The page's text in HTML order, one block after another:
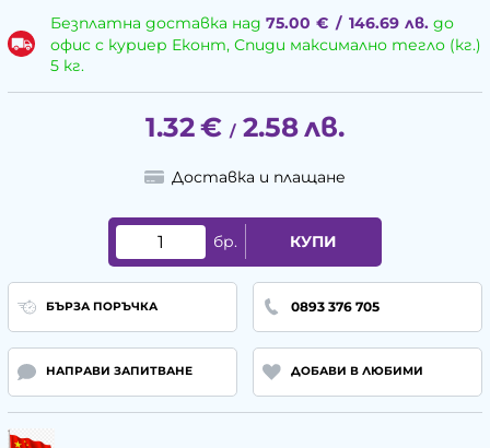
Безплатна доставка над 75.00 € / 146.69 лв.до
офис с куриер Еконт, Спиди максимално тегло (кг.)
5 кг.
1.32€ / 2.58лв.
Доставка и плащане
бр. КУПИ
БЪРЗА ПОРЪЧКА 0893 376 705
НАПРАВИ ЗАПИТВАНЕ ДОБАВИ В ЛЮБИМИ